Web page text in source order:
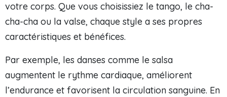
votre corps. Que vous choisissiez le tango, le cha-
cha-cha ou la valse, chaque style a ses propres
caractéristiques et bénéfices.
Par exemple, les danses comme le salsa
augmentent le rythme cardiaque, améliorent
l’endurance et favorisent la circulation sanguine. En